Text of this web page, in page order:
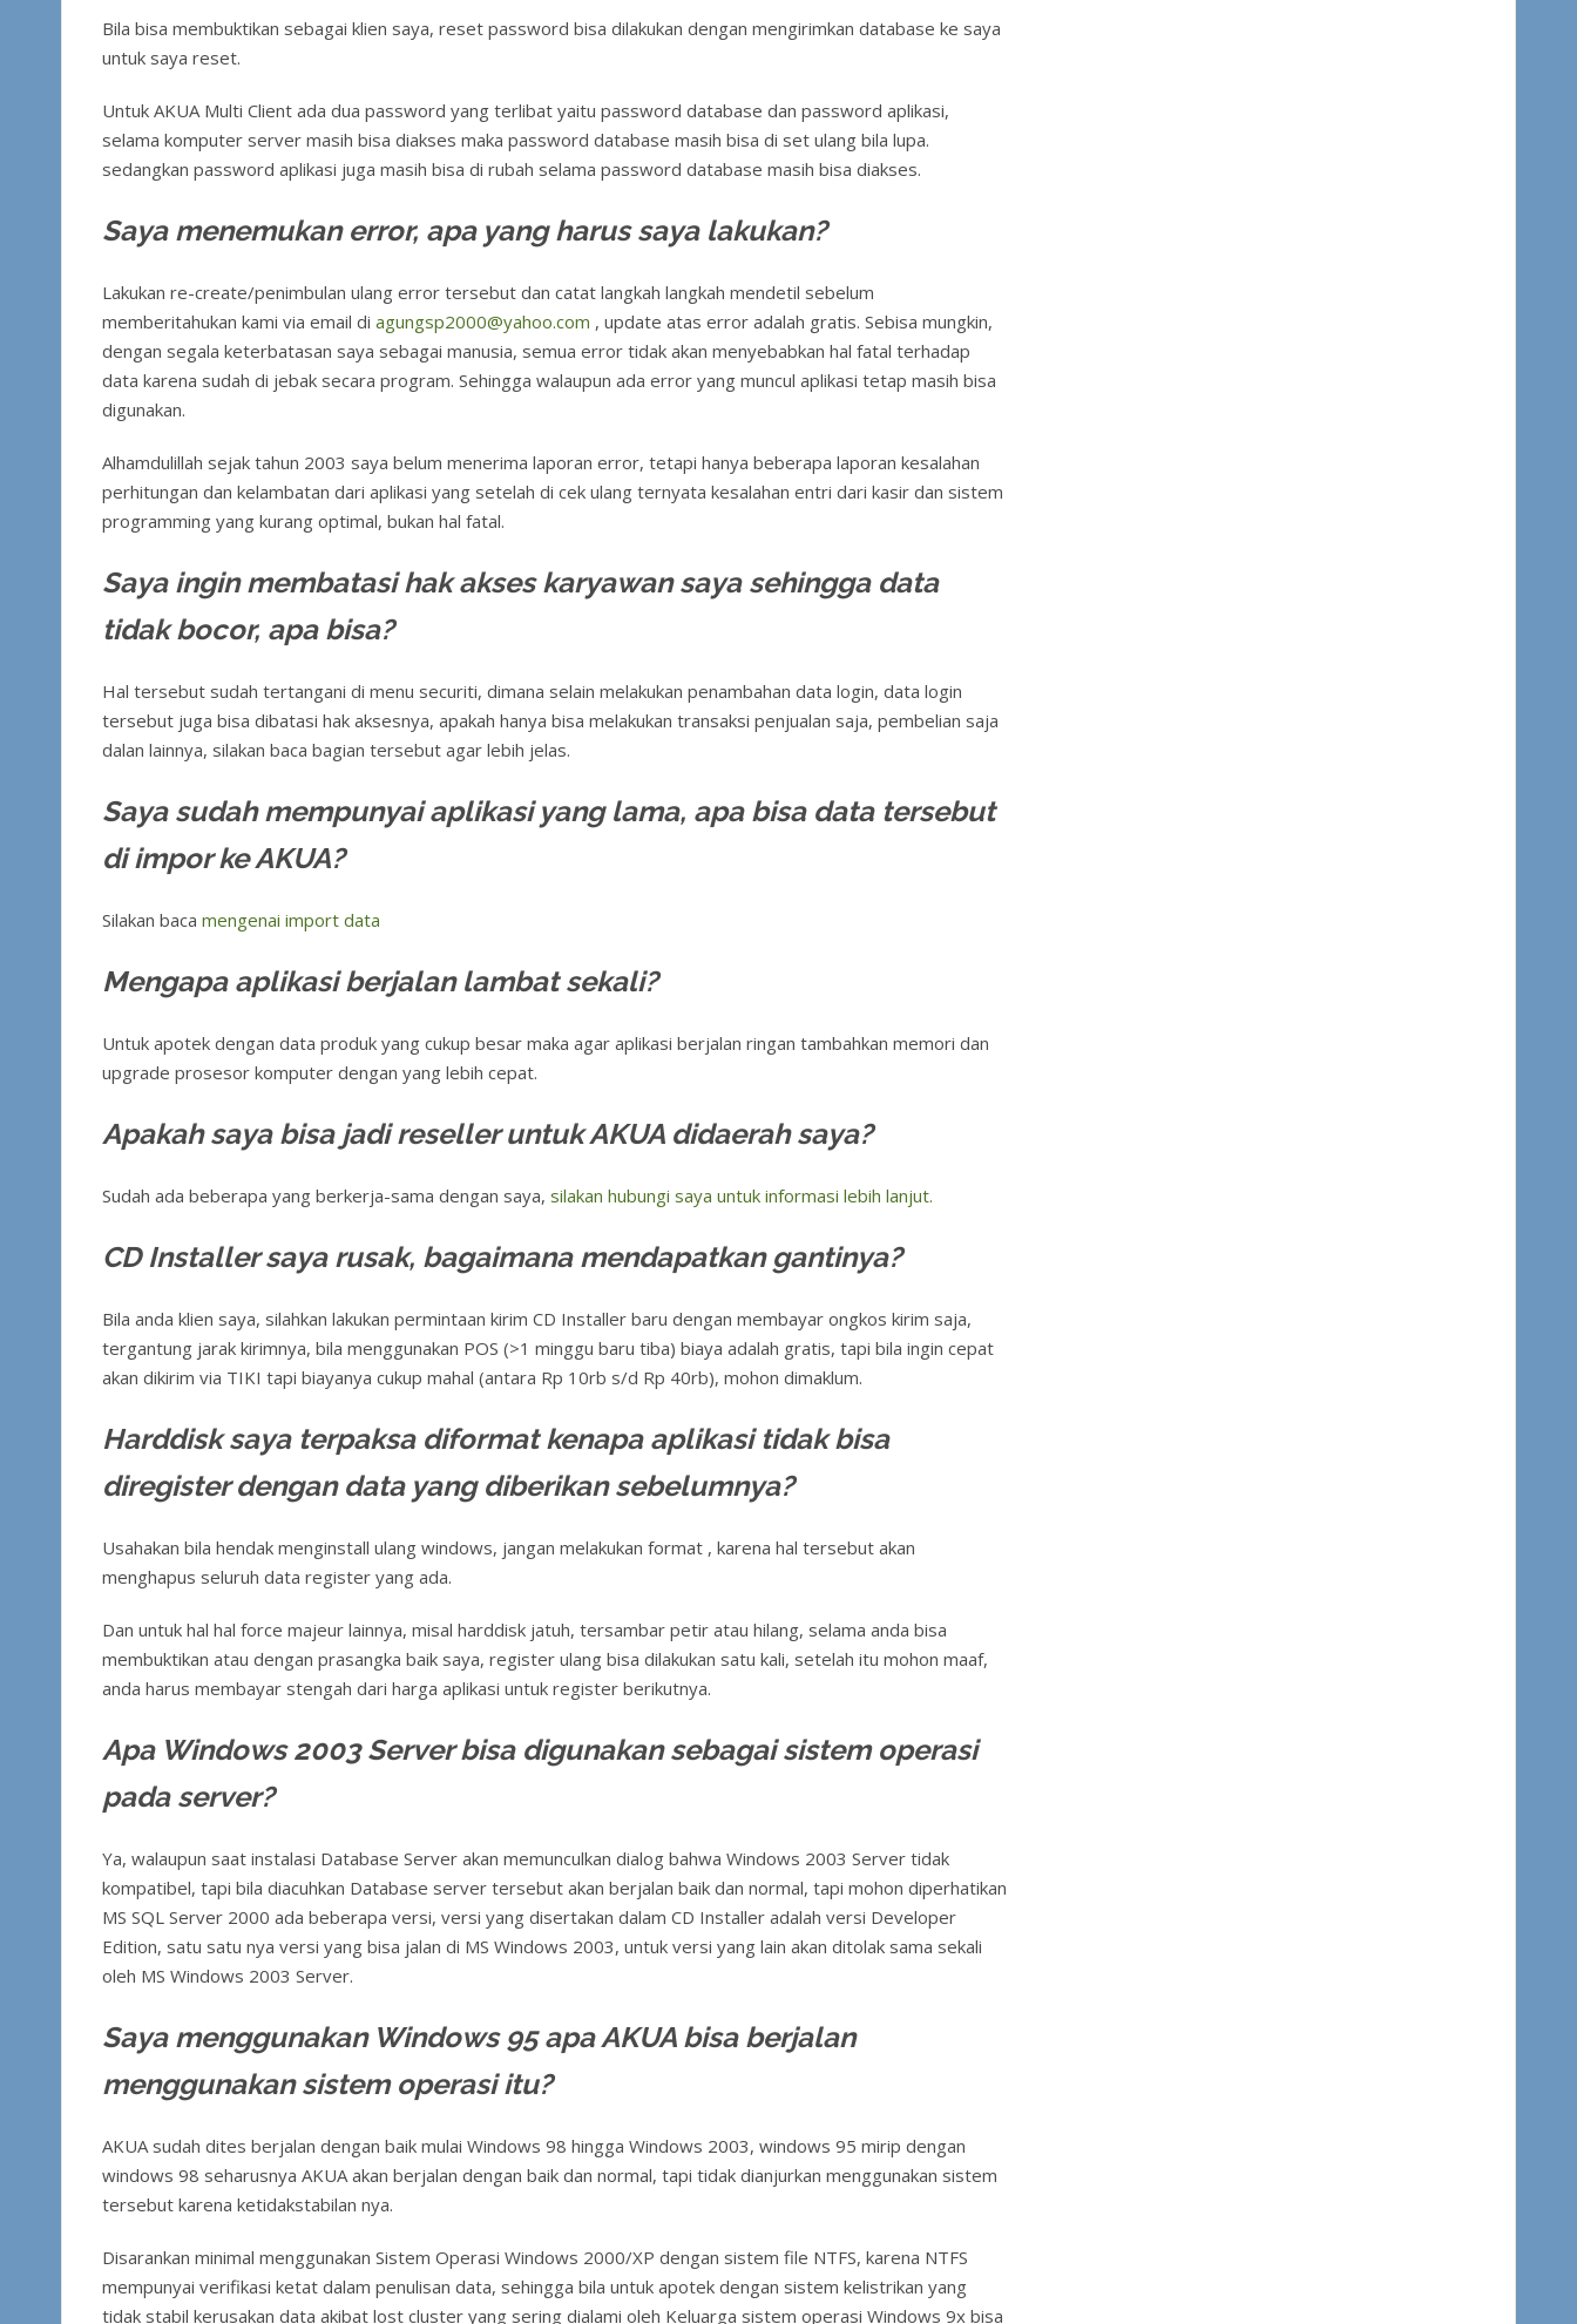
Bila bisa membuktikan sebagai klien saya, reset password bisa dilakukan dengan mengirimkan database ke saya
untuk saya reset.
Untuk AKUA Multi Client ada dua password yang terlibat yaitu password database dan password aplikasi,
selama komputer server masih bisa diakses maka password database masih bisa di set ulang bila lupa.
sedangkan password aplikasi juga masih bisa di rubah selama password database masih bisa diakses.
Saya menemukan error, apa yang harus saya lakukan?
Lakukan re-create/penimbulan ulang error tersebut dan catat langkah langkah mendetil sebelum
memberitahukan kami via email di agungsp2000@yahoo.com , update atas error adalah gratis. Sebisa mungkin,
dengan segala keterbatasan saya sebagai manusia, semua error tidak akan menyebabkan hal fatal terhadap
data karena sudah di jebak secara program. Sehingga walaupun ada error yang muncul aplikasi tetap masih bisa
digunakan.
Alhamdulillah sejak tahun 2003 saya belum menerima laporan error, tetapi hanya beberapa laporan kesalahan
perhitungan dan kelambatan dari aplikasi yang setelah di cek ulang ternyata kesalahan entri dari kasir dan sistem
programming yang kurang optimal, bukan hal fatal.
Saya ingin membatasi hak akses karyawan saya sehingga data
tidak bocor, apa bisa?
Hal tersebut sudah tertangani di menu securiti, dimana selain melakukan penambahan data login, data login
tersebut juga bisa dibatasi hak aksesnya, apakah hanya bisa melakukan transaksi penjualan saja, pembelian saja
dalan lainnya, silakan baca bagian tersebut agar lebih jelas.
Saya sudah mempunyai aplikasi yang lama, apa bisa data tersebut
di impor ke AKUA?
Silakan baca mengenai import data
Mengapa aplikasi berjalan lambat sekali?
Untuk apotek dengan data produk yang cukup besar maka agar aplikasi berjalan ringan tambahkan memori dan
upgrade prosesor komputer dengan yang lebih cepat.
Apakah saya bisa jadi reseller untuk AKUA didaerah saya?
Sudah ada beberapa yang berkerja-sama dengan saya, silakan hubungi saya untuk informasi lebih lanjut.
CD Installer saya rusak, bagaimana mendapatkan gantinya?
Bila anda klien saya, silahkan lakukan permintaan kirim CD Installer baru dengan membayar ongkos kirim saja,
tergantung jarak kirimnya, bila menggunakan POS (>1 minggu baru tiba) biaya adalah gratis, tapi bila ingin cepat
akan dikirim via TIKI tapi biayanya cukup mahal (antara Rp 10rb s/d Rp 40rb), mohon dimaklum.
Harddisk saya terpaksa diformat kenapa aplikasi tidak bisa
diregister dengan data yang diberikan sebelumnya?
Usahakan bila hendak menginstall ulang windows, jangan melakukan format , karena hal tersebut akan
menghapus seluruh data register yang ada.
Dan untuk hal hal force majeur lainnya, misal harddisk jatuh, tersambar petir atau hilang, selama anda bisa
membuktikan atau dengan prasangka baik saya, register ulang bisa dilakukan satu kali, setelah itu mohon maaf,
anda harus membayar stengah dari harga aplikasi untuk register berikutnya.
Apa Windows 2003 Server bisa digunakan sebagai sistem operasi
pada server?
Ya, walaupun saat instalasi Database Server akan memunculkan dialog bahwa Windows 2003 Server tidak
kompatibel, tapi bila diacuhkan Database server tersebut akan berjalan baik dan normal, tapi mohon diperhatikan
MS SQL Server 2000 ada beberapa versi, versi yang disertakan dalam CD Installer adalah versi Developer
Edition, satu satu nya versi yang bisa jalan di MS Windows 2003, untuk versi yang lain akan ditolak sama sekali
oleh MS Windows 2003 Server.
Saya menggunakan Windows 95 apa AKUA bisa berjalan
menggunakan sistem operasi itu?
AKUA sudah dites berjalan dengan baik mulai Windows 98 hingga Windows 2003, windows 95 mirip dengan
windows 98 seharusnya AKUA akan berjalan dengan baik dan normal, tapi tidak dianjurkan menggunakan sistem
tersebut karena ketidakstabilan nya.
Disarankan minimal menggunakan Sistem Operasi Windows 2000/XP dengan sistem file NTFS, karena NTFS
mempunyai verifikasi ketat dalam penulisan data, sehingga bila untuk apotek dengan sistem kelistrikan yang
tidak stabil kerusakan data akibat lost cluster yang sering dialami oleh Keluarga sistem operasi Windows 9x bisa